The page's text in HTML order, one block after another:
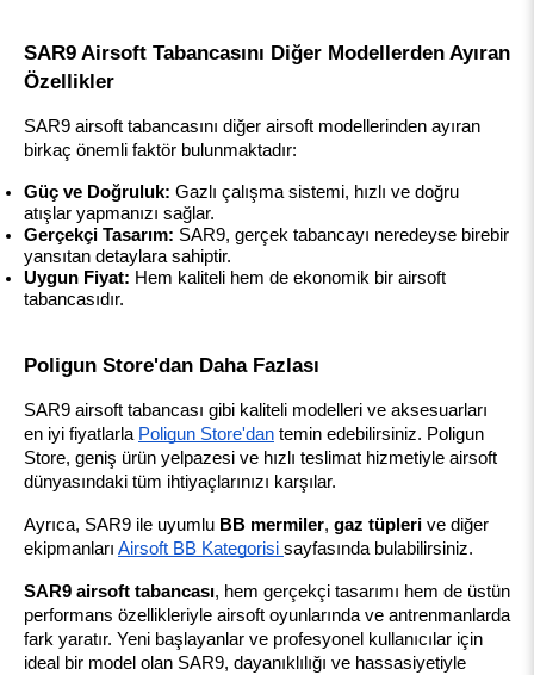
SAR9 Airsoft Tabancasını Diğer Modellerden Ayıran
Özellikler
SAR9 airsoft tabancasını diğer airsoft modellerinden ayıran
birkaç önemli faktör bulunmaktadır:
Güç ve Doğruluk: Gazlı çalışma sistemi, hızlı ve doğru
atışlar yapmanızı sağlar.
Gerçekçi Tasarım: SAR9, gerçek tabancayı neredeyse birebir
yansıtan detaylara sahiptir.
Uygun Fiyat: Hem kaliteli hem de ekonomik bir airsoft
tabancasıdır.
Poligun Store'dan Daha Fazlası
SAR9 airsoft tabancası gibi kaliteli modelleri ve aksesuarları
en iyi fiyatlarla Poligun Store'dan temin edebilirsiniz. Poligun
Store, geniş ürün yelpazesi ve hızlı teslimat hizmetiyle airsoft
dünyasındaki tüm ihtiyaçlarınızı karşılar.
Ayrıca, SAR9 ile uyumlu BB mermiler, gaz tüpleri ve diğer
ekipmanları Airsoft BB Kategorisi sayfasında bulabilirsiniz.
SAR9 airsoft tabancası, hem gerçekçi tasarımı hem de üstün
performans özellikleriyle airsoft oyunlarında ve antrenmanlarda
fark yaratır. Yeni başlayanlar ve profesyonel kullanıcılar için
ideal bir model olan SAR9, dayanıklılığı ve hassasiyetiyle